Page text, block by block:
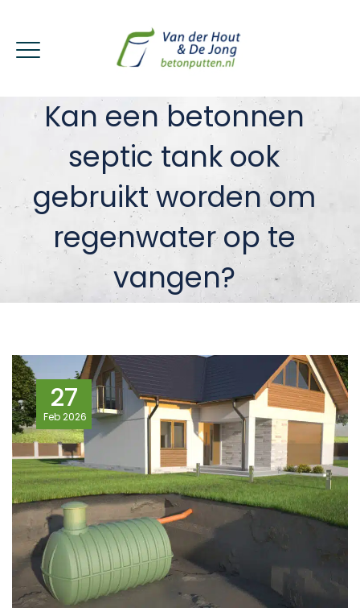
Kan een betonnen
septic tank ook
gebruikt worden om
regenwater op te
vangen?
27
Feb2026